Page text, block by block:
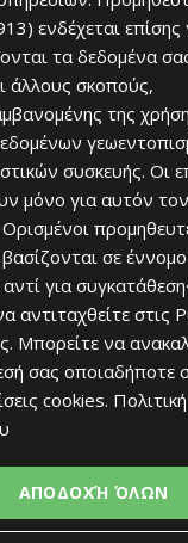
στην
της
στην
Ευημερίας
Το έργο
του
Συνοχής
τη
Σε μία από
ενδέχεται επίσης
τα δεδομένα
άλλους σκοπούς,
της
συσκευής. Οι
μόνο για αυτόν τον
σε έννομο
για
αντιταχθείτε στις
. Μπορείτε να
σας οποιαδήποτε
cookies. Πολιτική
ΑΠΟΔΟΧΉ ΌΛΩΝ